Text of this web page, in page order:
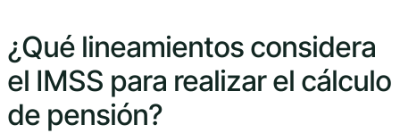
¿Qué lineamientos considera
el IMSS para realizar el cálculo
de pensión?